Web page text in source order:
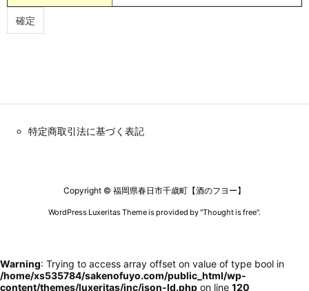
特定商取引法に基づく表記
Copyright © 福岡県春日市千歳町【酒のフヨー】
WordPress Luxeritas Theme is provided by "Thought is free".
Warning: Trying to access array offset on value of type bool in
/home/xs535784/sakenofuyo.com/public_html/wp-
content/themes/luxeritas/inc/json-ld.php on line 120